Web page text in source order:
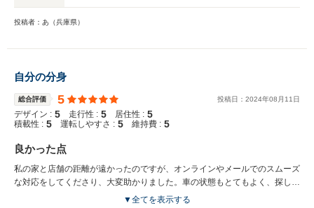
投稿者：あ（兵庫県）
自分の分身
総合評価 5 投稿日： 2024年08 月 11 日
デザイン : 5 走行性 : 5 居住性 : 5
積載性 : 5 運転しやすさ : 5 維持費 : 5
良かった点
私の家と店舗の距離が遠かったのですが、オンラインやメールでのスムーズ
な対応をしてくださり、大変助かりました。車の状態もとてもよく、探し求
めていたものと巡り会えてとても嬉しいです。ご丁寧な対応をしてくださり
▼全てを表示する